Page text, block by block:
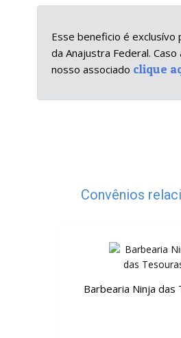
Esse beneficio é exclusívo
da Anajustra Federal. Caso
nosso associado clique
Convênios
Barbearia Ninja das